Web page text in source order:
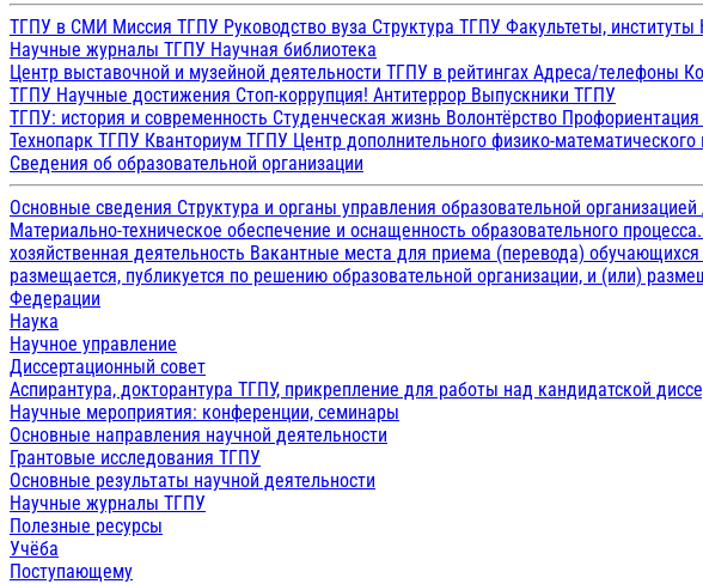
ТГПУ в СМИ Миссия ТГПУ Руководство вуза Структура ТГПУ Факультеты, институты
Научные журналы ТГПУ Научная библиотека
Центр выставочной и музейной деятельности ТГПУ в рейтингах Адреса/телефоны
ТГПУ Научные достижения Стоп-коррупция! Антитеррор Выпускники ТГПУ
ТГПУ: история и современность Студенческая жизнь Волонтёрство Профориентация
Технопарк ТГПУ Кванториум ТГПУ Центр дополнительного физико-математического
Сведения об образовательной организации
Основные сведения Структура и органы управления образовательной организацией
Материально-техническое обеспечение и оснащенность образовательного
хозяйственная деятельность Вакантные места для приема (перевода) обучающихся
размещается, публикуется по решению образовательной организации, и (или)
Федерации
Наука
Научное управление
Диссертационный совет
Аспирантура, докторантура ТГПУ, прикрепление для работы над кандидатской
Научные мероприятия: конференции, семинары
Основные направления научной деятельности
Грантовые исследования ТГПУ
Основные результаты научной деятельности
Научные журналы ТГПУ
Полезные ресурсы
Учёба
Поступающему